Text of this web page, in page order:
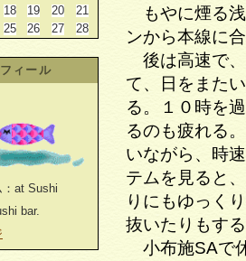
18 19 20
21
25 26 27 28
ィール
：at Sushi
bar.
もやに煙る浅
ンから本線に
後は高速で、
て、日をまた
る。１０時を
るのも疲れる
いながら、時
テムを見ると
りにもゆっく
抜いたりもす
小布施SAで